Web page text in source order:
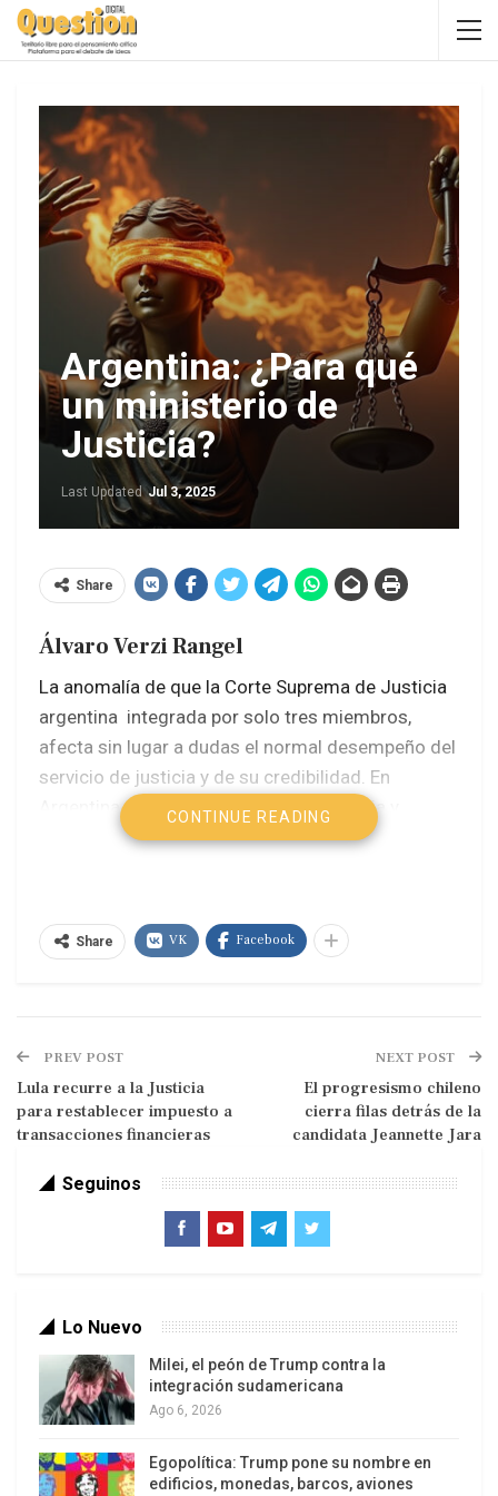
Argentina: ¿Para qué
un ministerio de
Justicia?
Last Updated Jul 3, 2025
Share
Álvaro Verzi Rangel
La anomalía de que la Corte Suprema de Justicia
argentina integrada por solo tres miembros,
afecta sin lugar a dudas el normal desempeño del
servicio de justicia y de su credibilidad. En
Argentina, existen dudas sobre la eficacia y
transparencia de la justicia, así como sobre el
los procesos, la corrupción y la falta de recursos.
Corte Suprema con tres jueces
que la poca cultura judicial y las formas del vale
una opinión ex-ante y para que todo fallo que
contradiga su punto de vista amasado durante
amañado.
CONTINUE READING
Share VK Facebook
PREV POST
Lula recurre a la Justicia
para restablecer impuesto a
transacciones financieras
NEXT POST
El progresismo chileno
cierra filas detrás de la
candidata Jeannette Jara
Seguinos
Lo Nuevo
Milei, el peón de Trump contra la
integración sudamericana
Ago 6, 2026
Egopolítica: Trump pone su nombre en
edificios, monedas, barcos, aviones